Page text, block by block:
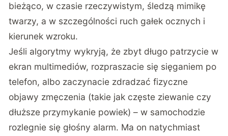
bieżąco, w czasie rzeczywistym, śledzą mimikę
twarzy, a w szczególności ruch gałek ocznych i
kierunek wzroku.
Jeśli algorytmy wykryją, że zbyt długo patrzycie w
ekran multimediów, rozpraszacie się sięganiem po
telefon, albo zaczynacie zdradzać fizyczne
objawy zmęczenia (takie jak częste ziewanie czy
dłuższe przymykanie powiek) – w samochodzie
rozlegnie się głośny alarm. Ma on natychmiast